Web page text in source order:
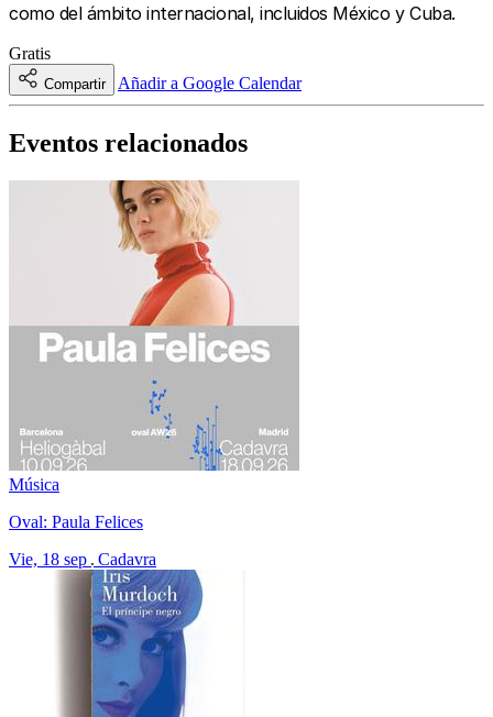
como del ámbito internacional, incluidos México y Cuba.
Gratis
Compartir Añadir a Google Calendar
Eventos relacionados
Música
Oval: Paula Felices
Vie, 18 sep Cadavra